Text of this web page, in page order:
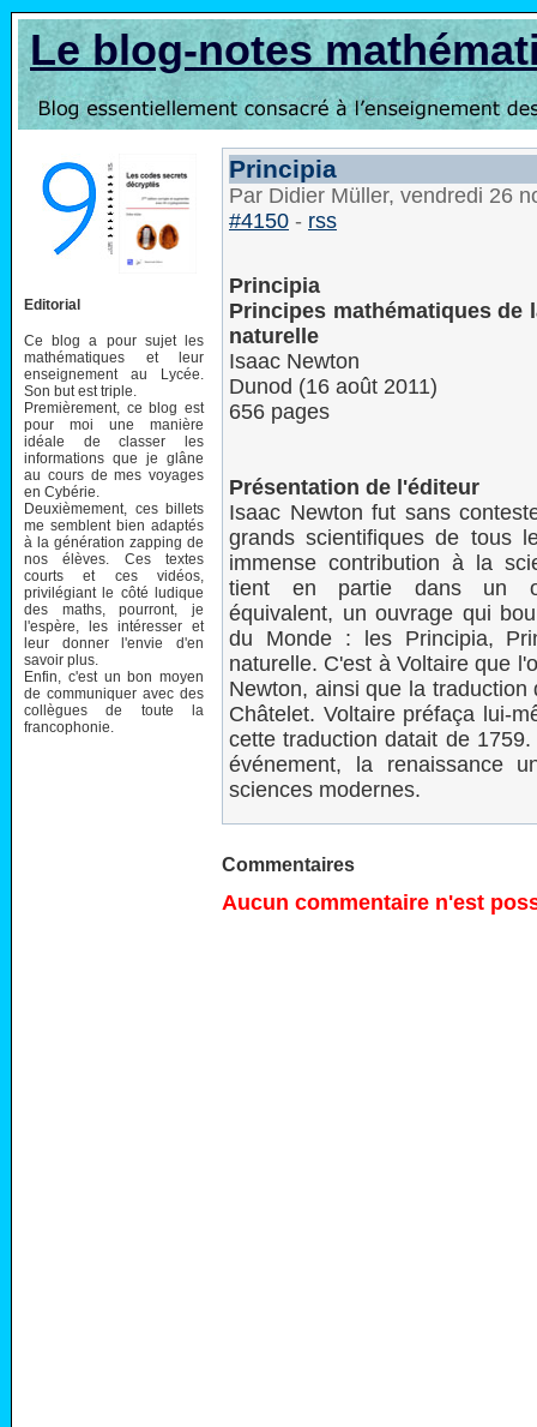
Le blog-notes
Editorial
Ce blog a pour sujet les
mathématiques et leur
enseignement au Lycée.
Son but est triple.
Premièrement, ce blog est
pour moi une manière
idéale de classer les
informations que je glâne
au cours de mes voyages
en Cybérie.
Deuxièmement, ces billets
me semblent bien adaptés
à la génération zapping de
nos élèves. Ces textes
courts et ces vidéos,
privilégiant le côté ludique
des maths, pourront, je
l'espère, les intéresser et
leur donner l'envie d'en
savoir plus.
Enfin, c'est un bon moyen
de communiquer avec des
collègues de toute la
francophonie.
Principia
Par Didier Müller, vendredi 26
#4150 - rss
Principia
Principes mathématiques de
naturelle
Isaac Newton
Dunod (16 août 2011)
656 pages
Présentation de l'éditeur
Isaac Newton fut sans
grands scientifiques de tous
immense contribution à la
tient en partie dans un
équivalent, un ouvrage qui
du Monde : les Principia,
naturelle. C'est à Voltaire que
Newton, ainsi que la
Châtelet. Voltaire préfaça lui-
cette traduction datait de
événement, la renaissance
sciences modernes.
Commentaires
Aucun commentaire n'est